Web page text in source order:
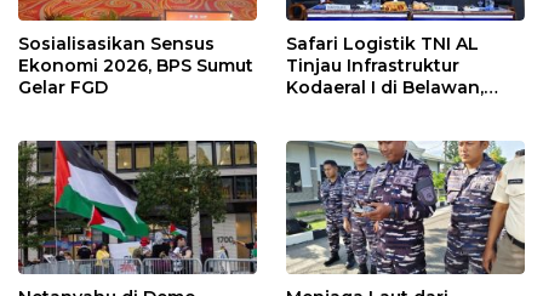
Sosialisasikan Sensus
Ekonomi 2026, BPS Sumut
Gelar FGD
Safari Logistik TNI AL
Tinjau Infrastruktur
Kodaeral I di Belawan,